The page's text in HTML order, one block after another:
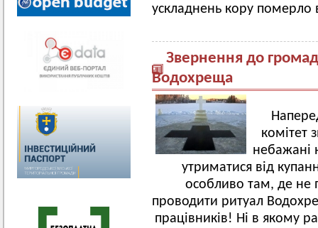
ускладнень кору померло
Звернення до
Водохреща
комітет
небажані
утриматися від
особливо там, де не
проводити ритуал
працівників! Ні в якому